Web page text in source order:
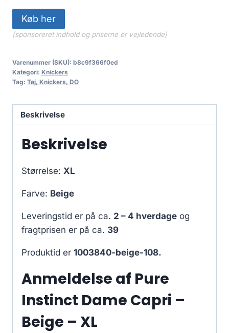
Køb her
(sponsoreret indhold og priserne er vejledende)
Varenummer (SKU): b8c9f366f0ed
Kategori: Knickers
Tag: Tøj, Knickers, DO
Beskrivelse
Beskrivelse
Størrelse: XL
Farve: Beige
Leveringstid er på ca. 2 – 4 hverdage og
fragtprisen er på ca. 39
Produktid er 1003840-beige-108.
Anmeldelse af Pure
Instinct Dame Capri –
Beige – XL